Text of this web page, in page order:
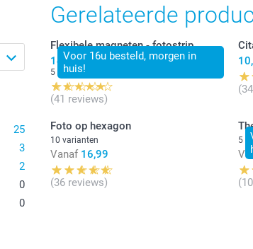
25
3
2
0
0
Gerelateerde
Voor 16u besteld, morgen in
huis!
Flexibele magneten - fotostrip
14,00
5 x 2,80
(41 reviews)
Foto op hexagon
10 varianten
Vanaf 16,99
(36 reviews)
5